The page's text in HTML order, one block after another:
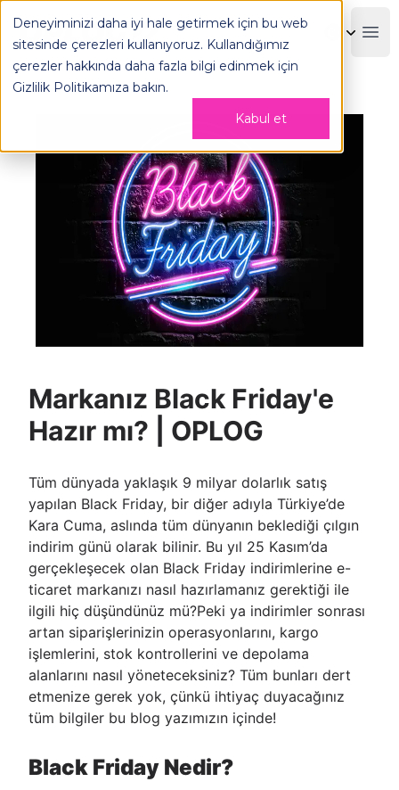
Deneyiminizi daha iyi hale getirmek için bu web
sitesinde çerezleri kullanıyoruz. Kullandığımız
çerezler hakkında daha fazla bilgi edinmek için
Gizlilik Politikamıza bakın.
Kabul et
OPLOG
Markanız Black Friday'e
Hazır mı? | OPLOG
Tüm dünyada yaklaşık 9 milyar dolarlık satış
yapılan Black Friday, bir diğer adıyla Türkiye’de
Kara Cuma, aslında tüm dünyanın beklediği çılgın
indirim günü olarak bilinir. Bu yıl 25 Kasım’da
gerçekleşecek olan Black Friday indirimlerine e-
ticaret markanızı nasıl hazırlamanız gerektiği ile
ilgili hiç düşündünüz mü?Peki ya indirimler sonrası
artan siparişlerinizin operasyonlarını, kargo
işlemlerini, stok kontrollerini ve depolama
alanlarını nasıl yöneteceksiniz? Tüm bunları dert
etmenize gerek yok, çünkü ihtiyaç duyacağınız
tüm bilgiler bu blog yazımızın içinde!
Black Friday Nedir?